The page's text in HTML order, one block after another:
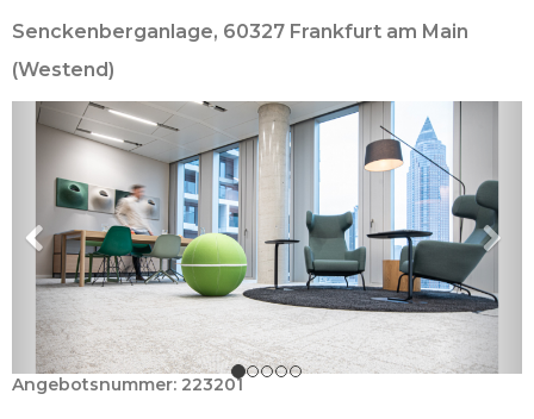
Senckenberganlage, 60327 Frankfurt am Main
(Westend)
Angebotsnummer: 223201